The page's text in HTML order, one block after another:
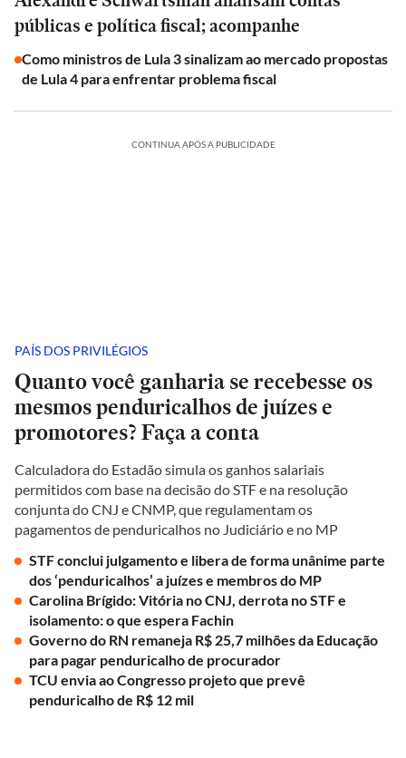
públicas e política fiscal; acompanhe
Como ministros de Lula 3 sinalizam ao mercado propostas
de Lula 4 para enfrentar problema fiscal
CONTINUA APÓS A PUBLICIDADE
PAÍS DOS PRIVILÉGIOS
Quanto você ganharia se recebesse os
mesmos penduricalhos de juízes e
promotores? Faça a conta
Calculadora do Estadão simula os ganhos salariais
permitidos com base na decisão do STF e na resolução
conjunta do CNJ e CNMP, que regulamentam os
pagamentos de penduricalhos no Judiciário e no MP
STF conclui julgamento e libera de forma unânime parte
dos ‘penduricalhos’ a juízes e membros do MP
Carolina Brígido: Vitória no CNJ, derrota no STF e
isolamento: o que espera Fachin
Governo do RN remaneja R$ 25,7 milhões da Educação
para pagar penduricalho de procurador
TCU envia ao Congresso projeto que prevê
penduricalho de R$ 12 mil